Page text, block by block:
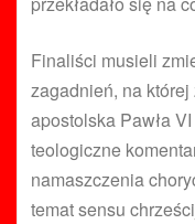
Finaliści musieli
zagadnień, na
apostolska Pawła
teologiczne
namaszczenia
temat sensu